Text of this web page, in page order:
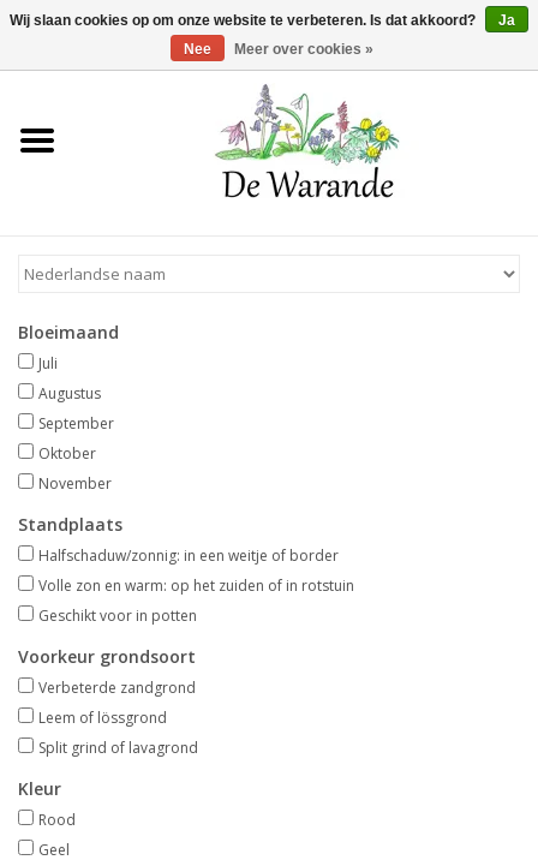
Winkelwagen >0 Artikelen - €0,00
Home
Voorjaarsbloeiers
Zomerbloeiers
Herfstbloeiers
Schaduwplanten
Aanbiedingen
Bodemverbetering
Overige producten
Advies
Onze tuinen!
Bloeimaand
Juli
Augustus
September
Oktober
November
Standplaats
Halfschaduw/zonnig: in een weitje of border
Volle zon en warm: op het zuiden of in rotstuin
Geschikt voor in potten
Voorkeur grondsoort
Verbeterde zandgrond
Leem of lössgrond
Split grind of lavagrond
Kleur
Rood
Geel
Wij slaan cookies op om onze website te verbeteren. Is dat akkoord?
Ja
Nee
Meer over cookies »